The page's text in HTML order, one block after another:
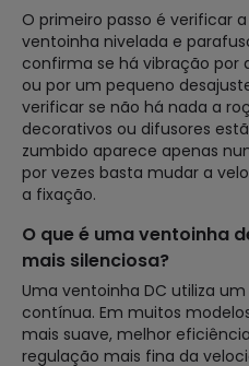
O primeiro passo é verificar
ventoinha nivelada e
confirma se há vibração por
ou por um pequeno
verificar se não há nada a
decorativos ou difusores
zumbido aparece apenas
por vezes basta mudar a
a fixação.
O que é uma ventoinha
mais silenciosa?
Uma ventoinha DC utiliza
contínua. Em muitos
mais suave, melhor
regulação mais fina da